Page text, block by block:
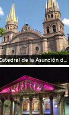
Catedral de la Asunción de María Santísima